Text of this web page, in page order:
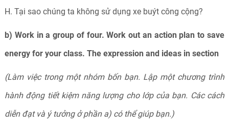
H. Tại sao chúng ta không sử dụng xe buýt công cộng?
b) Work in a group of four. Work out an action plan to save
energy for your class. The expression and ideas in section
(Làm việc trong một nhóm bốn bạn. Lập một chương trình
hành động tiết kiệm năng lượng cho lớp của bạn. Các cách
diễn đạt và ý tưởng ở phần a) có thể giúp bạn.)